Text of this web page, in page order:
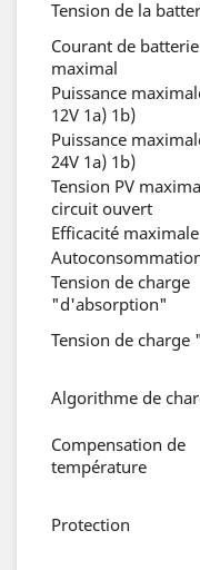
Tension de la
Courant de batterie
maximal
Puissance
12V 1a) 1b)
Puissance
24V 1a) 1b)
Tension PV
circuit ouvert
Efficacité maximale
Tension de charge
"d'absorption"
Tension de charge
Algorithme de
Compensation de
température
Protection